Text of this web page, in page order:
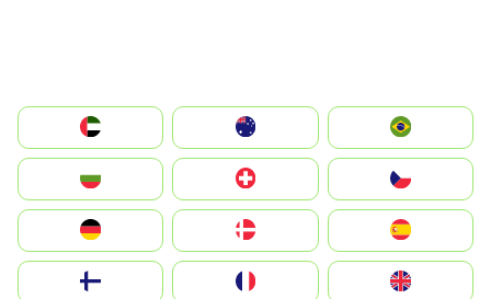
الإمارات العربية المتحدة
Switzerland
Deutschland
United Kingdom